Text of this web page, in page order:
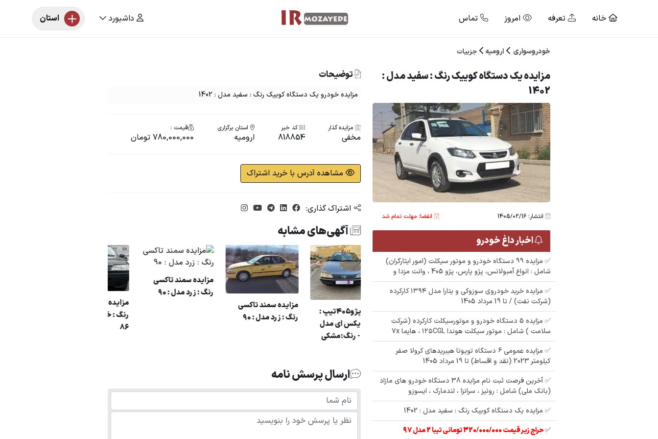
خانه تعرفه امروز تماس داشبورد استان
خودروسواری ارومیه جزییات
مزایده یک دستگاه کوییک رنگ : سفید مدل :
1402
انتشار: 1405/02/16 انقضا: مهلت تمام شد
اخبار داغ خودرو
✅ مزایده 99 دستگاه خودرو و موتور سیکلت (امور ایثارگران)
شامل : انواع آمبولانس، پژو پارس، پژو 405 ، وانت مزدا و
✅ مزایده خرید خودروی سوزوکی و یتارا مدل ۱۳۹۴ کارکرده
(شرکت نفت) / تا 19 مرداد 1405
✅ مزایده 5 دستگاه خودرو و موتورسیکلت کارکرده (شرکت
سلامت ) شامل : موتور سیکلت هوندا ۱۲۵CGL ، هایما 7x
✅ مزایده عمومی 6 دستگاه تویوتا هیبریدهای کرولا صفر
کیلومتر 2023 (نقد و اقساط) تا 19 مرداد 1405
✅ آخرین فرصت ثبت نام مزایده 38 دستگاه خودرو های مازاد
(بانک ملی) شامل : رونیز ، سرانزا ، لندمارک ، ایسوزو
✅ مزایده یک دستگاه کوییک رنگ : سفید مدل : 1402
✅حراج زیر قیمت 320/000/000 تومانی تیبا 2 مدل 97
توضیحات
مزایده خودرو یک دستگاه کوییک رنگ : سفید مدل : 1402
مزایده گذار
مخفی
کد خبر
818854
استان برگزاری
ارومیه
قیمت :
780,000,000 تومان
مشاهده آدرس با خرید اشتراک
اشتراک گذاری:
آگهی‌های مشابه
مزایده سمند تاکسی
رنگ : زرد مدل : 90
مزایده سمند تاکسی
رنگ : زرد مدل : 90
مزایده پژو405تیپ :
جی ال ایکس ای مدل
1383: - رنگ:مشکی
خودرو سواری پژو پارس
مدل 1387
مزایده شهر سراب روا
رنگ : خاکستری مدل :
86
مزایده سمند تاکسی
ارسال پرسش نامه